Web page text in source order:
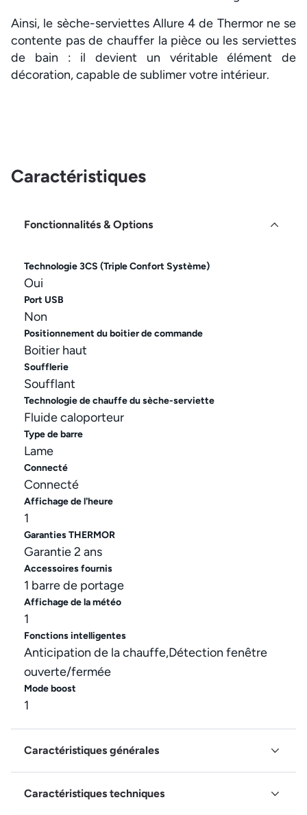
Ainsi, le sèche-serviettes Allure 4 de Thermor ne se
contente pas de chauffer la pièce ou les serviettes
de bain : il devient un véritable élément de
décoration, capable de sublimer votre intérieur.
Caractéristiques
Fonctionnalités & Options
Technologie 3CS (Triple Confort Système)
Oui
Port USB
Non
Positionnement du boitier de commande
Boitier haut
Soufflerie
Soufflant
Technologie de chauffe du sèche-serviette
Fluide caloporteur
Type de barre
Lame
Connecté
Connecté
Affichage de l'heure
1
Garanties THERMOR
Garantie 2 ans
Accessoires fournis
1 barre de portage
Affichage de la météo
1
Fonctions intelligentes
Anticipation de la chauffe,Détection fenêtre
ouverte/fermée
Mode boost
1
Caractéristiques générales
Caractéristiques techniques